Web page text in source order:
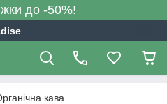
до -50%!
кава